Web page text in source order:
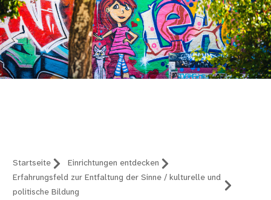
Startseite
Einrichtungen entdecken
Erfahrungsfeld zur Entfaltung der Sinne / kulturelle und
politische Bildung